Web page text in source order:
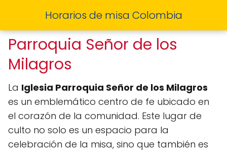
Horarios de misa Colombia
Parroquia Señor de los
Milagros
La Iglesia Parroquia Señor de los Milagros
es un emblemático centro de fe ubicado en
el corazón de la comunidad. Este lugar de
culto no solo es un espacio para la
celebración de la misa, sino que también es